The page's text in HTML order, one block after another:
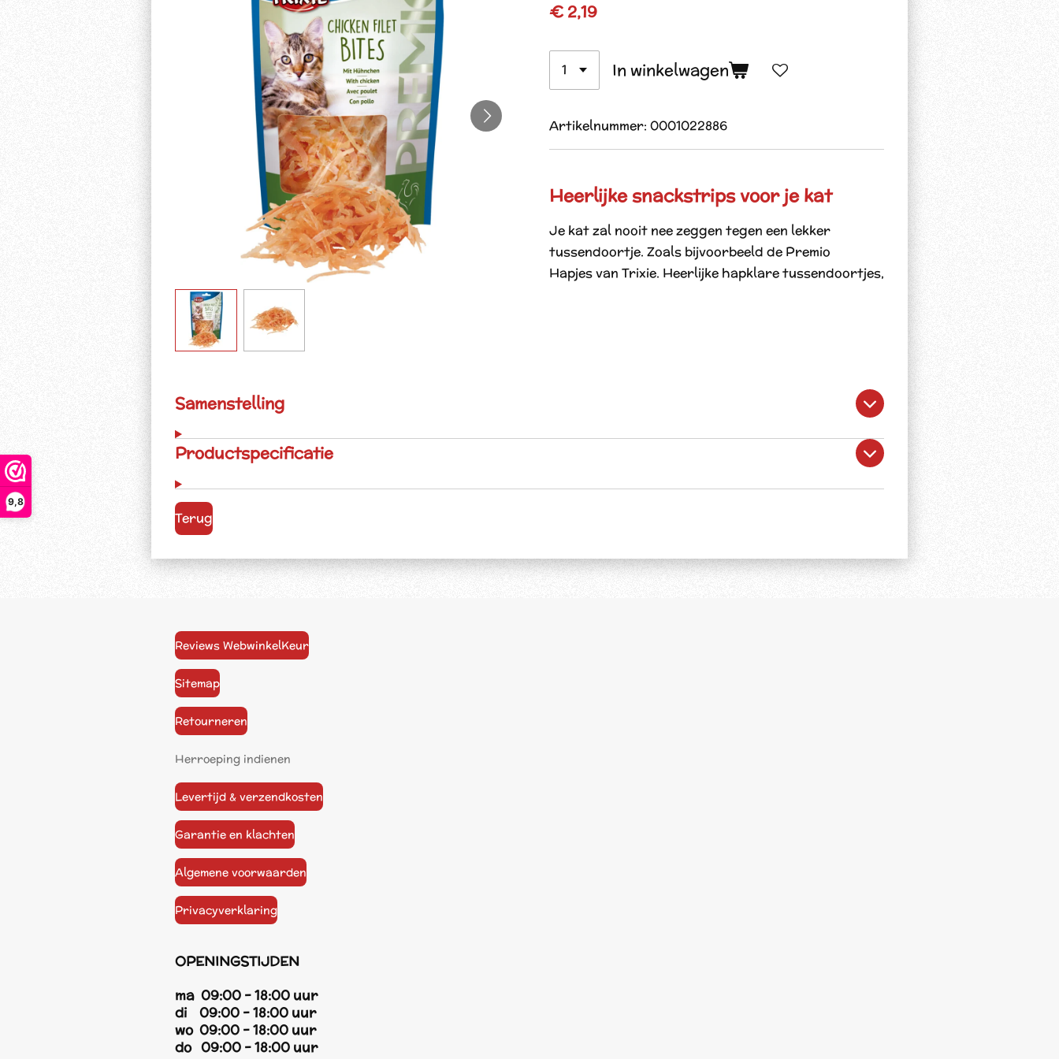
9,8
€ 2,19
In winkelwagen
Artikelnummer: 0001022886
Heerlijke snackstrips voor je kat
Je kat zal nooit nee zeggen tegen een lekker
tussendoortje. Zoals bijvoorbeeld de Premio
Hapjesvan Trixie. Heerlijke hapklare tussendoortjes,
Samenstelling
Productspecificatie
Terug
Reviews WebwinkelKeur
Sitemap
Retourneren
Herroeping indienen
Levertijd & verzendkosten
Garantie en klachten
Algemene voorwaarden
Privacyverklaring
OPENINGSTIJDEN
ma 09:00 - 18:00 uur
di 09:00 - 18:00 uur
wo 09:00 - 18:00 uur
do 09:00 - 18:00 uur